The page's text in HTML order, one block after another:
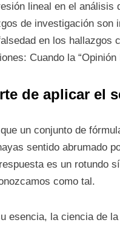
lineal en el análisis
de investigación
en los hallazgos
Cuando la
de aplicar el
un conjunto de
sentido abrumado
es un rotundo
como tal.
esencia, la ciencia de